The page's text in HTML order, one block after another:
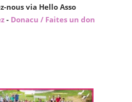
nous via Hello Asso
- Donacu / Faites un don